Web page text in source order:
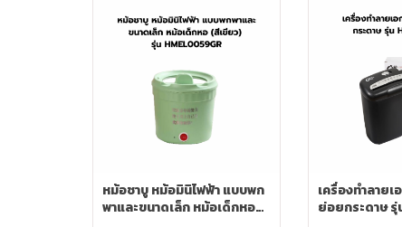
หม้อชาบู หม้อมินิไฟฟ้า แบบพก
พาและขนาดเล็ก หม้อเด็กหอ
เครื่องทำลายเ
ย่อยกระดาษ รุ่